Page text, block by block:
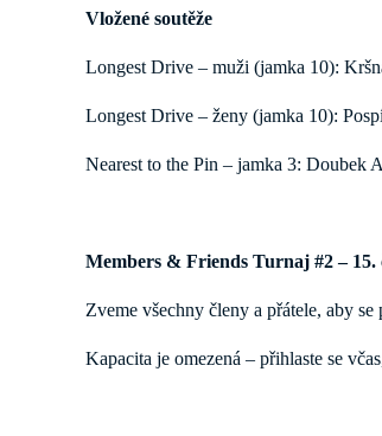
Vložené soutěže
Longest Drive – muži (jamka 10):
Longest Drive – ženy (jamka 10):
Nearest to the Pin – jamka 3: Doubek
Members & Friends Turnaj #2 – 15.
Zveme všechny členy a přátele, aby
Kapacita je omezená – přihlaste se